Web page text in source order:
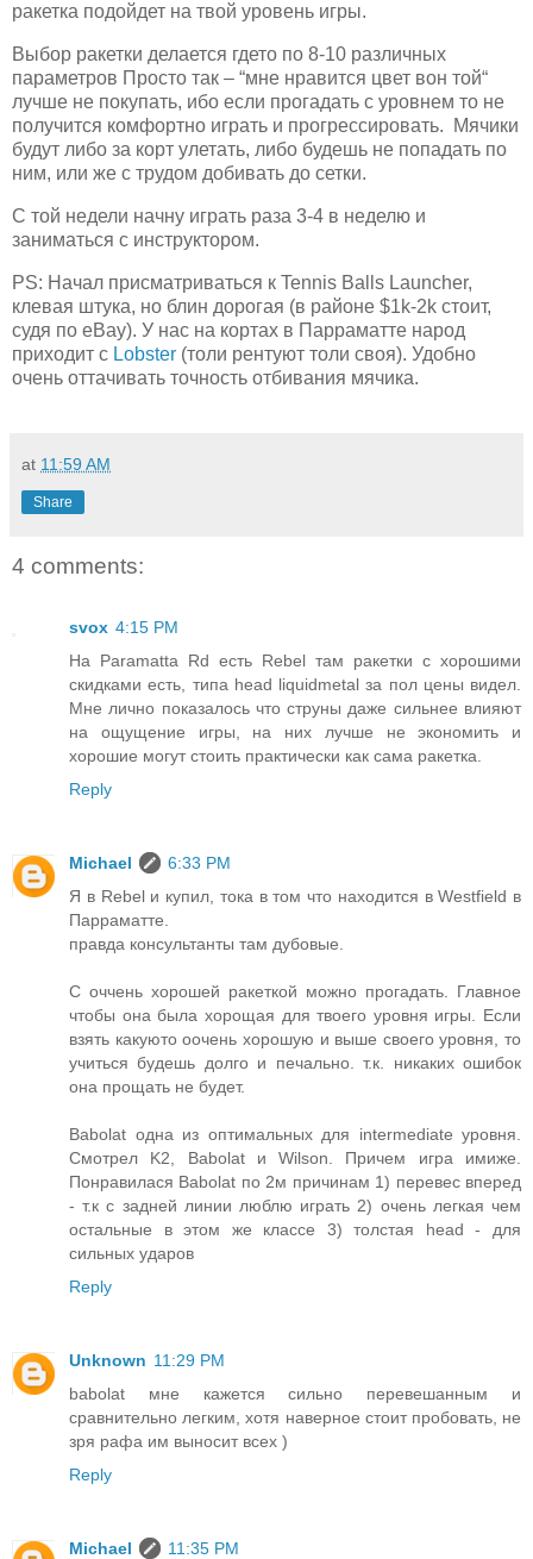
ракетка подойдет на твой уровень игры.
Выбор ракетки делается гдето по 8-10 различных
параметров Просто так – “мне нравится цвет вон той“
лучше не покупать, ибо если прогадать с уровнем то не
получится комфортно играть и прогрессировать. Мячики
будут либо за корт улетать, либо будешь не попадать по
ним, или же с трудом добивать до сетки.
С той недели начну играть раза 3-4 в неделю и
заниматься с инструктором.
PS: Начал присматриваться к Tennis Balls Launcher,
клевая штука, но блин дорогая (в районе $1k-2k стоит,
судя по eBay). У нас на кортах в Парраматте народ
приходит с Lobster (толи рентуют толи своя). Удобно
очень оттачивать точность отбивания мячика.
at 11:59 AM
Share
4 comments:
svox 4:15 PM
На Paramatta Rd есть Rebel там ракетки с хорошими
скидками есть, типа head liquidmetal за пол цены видел.
Мне лично показалось что струны даже сильнее влияют
на ощущение игры, на них лучше не экономить и
хорошие могут стоить практически как сама ракетка.
Reply
Michael
6:33 PM
Я в Rebel и купил, тока в том что находится в Westfield в
Парраматте.
правда консультанты там дубовые.
С оччень хорошей ракеткой можно прогадать. Главное
чтобы она была хорощая для твоего уровня игры. Если
взять какуюто оочень хорошую и выше своего уровня, то
учиться будешь долго и печально. т.к. никаких ошибок
она прощать не будет.
Babolat одна из оптимальных для intermediate уровня.
Смотрел K2, Babolat и Wilson. Причем игра имиже.
Понравилася Babolat по 2м причинам 1) перевес вперед
- т.к с задней линии люблю играть 2) очень легкая чем
остальные в этом же классе 3) толстая head - для
сильных ударов
Reply
Unknown 11:29 PM
babolat мне кажется сильно перевешанным и
сравнительно легким, хотя наверное стоит пробовать, не
зря рафа им выносит всех )
Reply
Michael
11:35 PM